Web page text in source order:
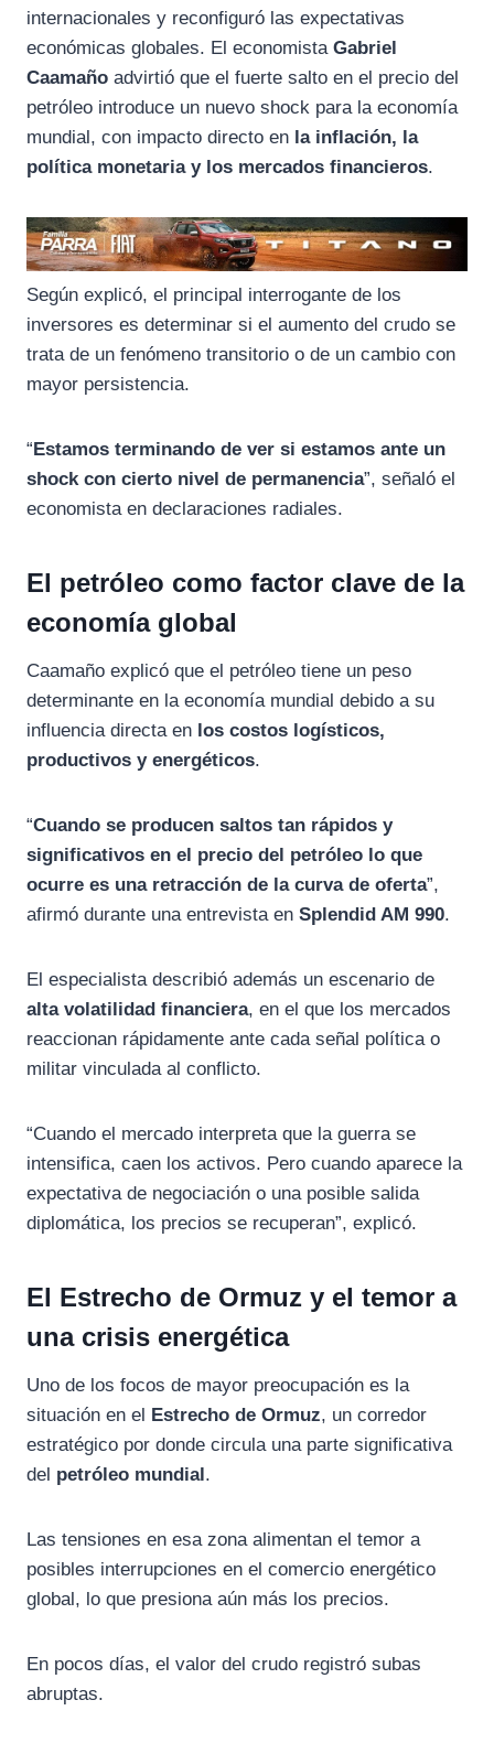
b
o
o
k
g
r
a
m
s
A
p
p
internacionales y reconfiguró las expectativas
económicas globales. El economista Gabriel
Caamaño advirtió que el fuerte salto en el precio del
petróleo introduce un nuevo shock para la economía
mundial, con impacto directo en la inflación, la
política monetaria y los mercados financieros.
Según explicó, el principal interrogante de los
inversores es determinar si el aumento del crudo se
trata de un fenómeno transitorio o de un cambio con
mayor persistencia.
“Estamos terminando de ver si estamos ante un
shock con cierto nivel de permanencia”, señaló el
economista en declaraciones radiales.
El petróleo como factor clave de la
economía global
Caamaño explicó que el petróleo tiene un peso
determinante en la economía mundial debido a su
influencia directa en los costos logísticos,
productivos y energéticos.
“Cuando se producen saltos tan rápidos y
significativos en el precio del petróleo lo que
ocurre es una retracción de la curva de oferta”,
afirmó durante una entrevista en Splendid AM 990.
El especialista describió además un escenario de
alta volatilidad financiera, en el que los mercados
reaccionan rápidamente ante cada señal política o
militar vinculada al conflicto.
“Cuando el mercado interpreta que la guerra se
intensifica, caen los activos. Pero cuando aparece la
expectativa de negociación o una posible salida
diplomática, los precios se recuperan”, explicó.
El Estrecho de Ormuz y el temor a
una crisis energética
Uno de los focos de mayor preocupación es la
situación en el Estrecho de Ormuz, un corredor
estratégico por donde circula una parte significativa
del petróleo mundial.
Las tensiones en esa zona alimentan el temor a
posibles interrupciones en el comercio energético
global, lo que presiona aún más los precios.
En pocos días, el valor del crudo registró subas
abruptas.